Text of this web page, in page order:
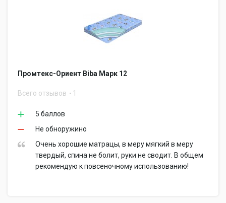
Промтекс-Ориент Biba Марк 12
Всего отзывов 1
5 баллов
Не обноружино
Очень хорошие матрацы, в меру мягкий в меру
твердый, спина не болит, руки не сводит. В общем
рекомендую к повсеночному использованию!